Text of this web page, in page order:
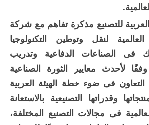
للتصنيع مذكرة تفاهم مع شركة
لنقل وتوطين التكنولوجيا
فى الصناعات الدفاعية وتدريب
لأحدث معايير الثورة الصناعية
التعاون فى ضوء خطة الهيئة العربية
وقدراتها التصنيعية بالاستعانة
فى مجالات التصنيع المختلفة،